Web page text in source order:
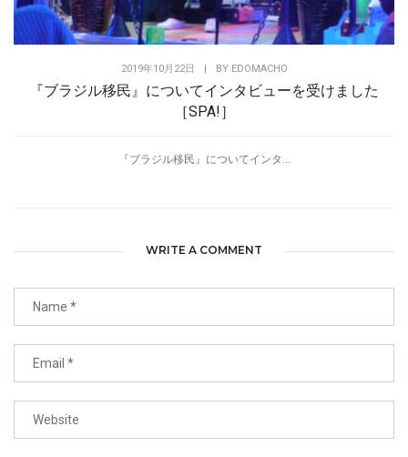
2019年10月22日 BY EDOMACHO
『ブラジル移民』についてインタビューを受けました
［SPA!］
『ブラジル移民』についてインタ...
WRITE A COMMENT